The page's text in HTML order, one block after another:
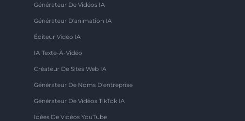
Générateur De Vidéos IA
Générateur D'animation IA
Éditeur Vidéo IA
IA Texte-À-Vidéo
Créateur De Sites Web IA
Générateur De Noms D'entreprise
Générateur De Vidéos TikTok IA
Idées De Vidéos YouTube